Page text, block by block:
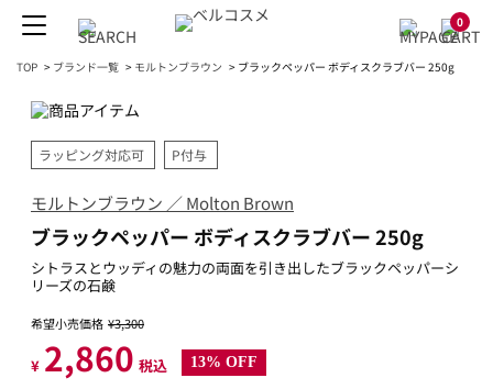
0
TOP > ブランド一覧 > モルトンブラウン > ブラックペッパー ボディスクラブバー 250g
ラッピング対応可 P付与
モルトンブラウン ／ Molton Brown
ブラックペッパー ボディスクラブバー 250g
シトラスとウッディの魅力の両面を引き出したブラックペッパーシ
リーズの石鹸
希望小売価格 ¥3,300
¥ 2,860 税込 13% OFF